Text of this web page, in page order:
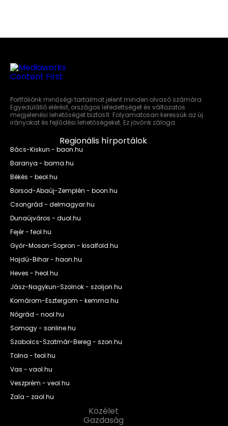
Portfóliónk minőségi tartalmat jelent minden olvasó számára.
Egyedülálló elérést, országos lefedettséget és változatos
megjelenési lehetőséget biztosít. Folyamatosan keressük az új
irányokat és fejlődési lehetőségeket. Ez jövőnk záloga.
Regionális hírportálok
Bács-Kiskun - baon.hu
Baranya - bama.hu
Békés - beol.hu
Borsod-Abaúj-Zemplén - boon.hu
Csongrád - delmagyar.hu
Dunaújváros - duol.hu
Fejér - feol.hu
Győr-Moson-Sopron - kisalfold.hu
Hajdú-Bihar - haon.hu
Heves - heol.hu
Jász-Nagykun-Szolnok - szoljon.hu
Komárom-Esztergom - kemma.hu
Nógrád - nool.hu
Somogy - sonline.hu
Szabolcs-Szatmár-Bereg - szon.hu
Tolna - teol.hu
Vas - vaol.hu
Veszprém - veol.hu
Zala - zaol.hu
Közélet
Gazdaság